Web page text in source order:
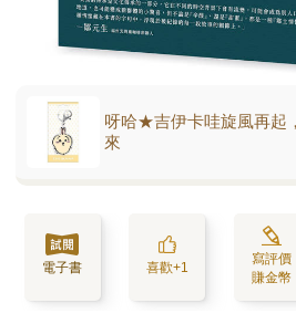
呀哈★吉伊卡哇旋風再起
來
電子書 喜歡+1
寫評價
賺金幣